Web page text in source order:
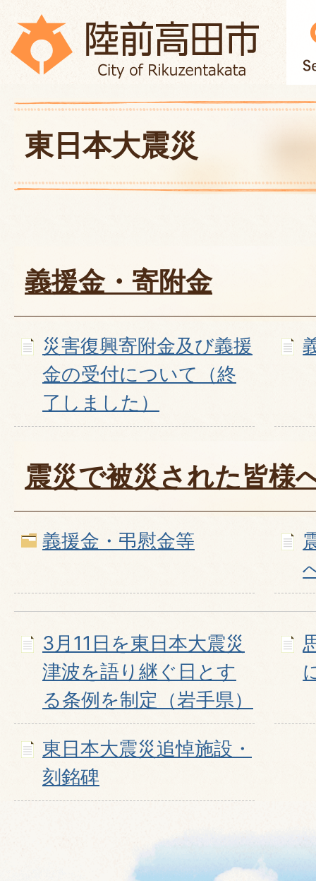
東日本大震災
義援金・寄附金
災害復興寄附金及び義援
金の受付について（終
了しました）
震災で被災された皆様
義援金・弔慰金等
3月11日を東日本大震災
津波を語り継ぐ日とす
る条例を制定（岩手県）
東日本大震災追悼施設・
刻銘碑